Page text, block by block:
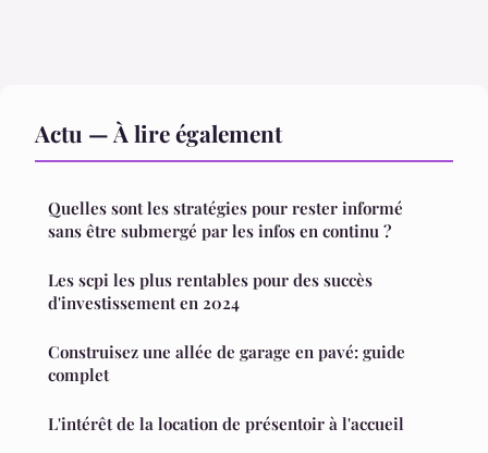
Actu — À lire également
Quelles sont les stratégies pour rester informé
sans être submergé par les infos en continu ?
Les scpi les plus rentables pour des succès
d'investissement en 2024
Construisez une allée de garage en pavé: guide
complet
L'intérêt de la location de présentoir à l'accueil